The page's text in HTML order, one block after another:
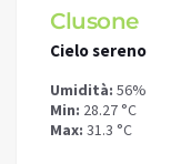
Clusone
Cielo sereno
Umidità: 56%
Min: 28.27 °C
Max: 31.3 °C